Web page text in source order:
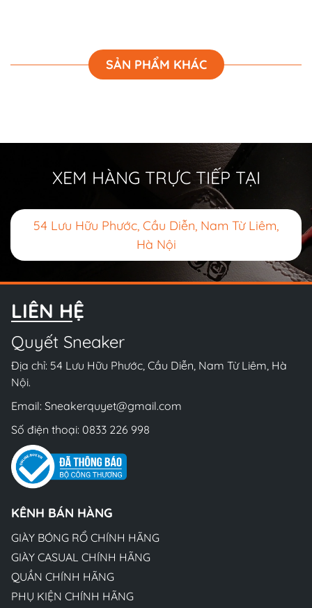
SẢN PHẨM KHÁC
XEM HÀNG TRỰC TIẾP TẠI
54 Lưu Hữu Phước, Cầu Diễn, Nam Từ Liêm,
Hà Nội
LIÊN HỆ
Quyết Sneaker
Địa chỉ: 54 Lưu Hữu Phước, Cầu Diễn, Nam Từ Liêm, Hà
Nội.
Email: Sneakerquyet@gmail.com
Số điện thoại: 0833 226 998
KÊNH BÁN HÀNG
GIÀY BÓNG RỔ CHÍNH HÃNG
GIÀY CASUAL CHÍNH HÃNG
QUẦN CHÍNH HÃNG
PHỤ KIỆN CHÍNH HÃNG